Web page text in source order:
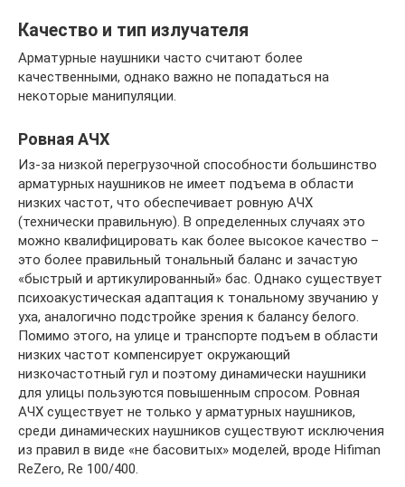
Качество и тип излучателя
Арматурные наушники часто считают более
качественными, однако важно не попадаться на
некоторые манипуляции.
Ровная АЧХ
Из-за низкой перегрузочной способности большинство
арматурных наушников не имеет подъема в области
низких частот, что обеспечивает ровную АЧХ
(технически правильную). В определенных случаях это
можно квалифицировать как более высокое качество –
это более правильный тональный баланс и зачастую
«быстрый и артикулированный» бас. Однако существует
психоакустическая адаптация к тональному звучанию у
уха, аналогично подстройке зрения к балансу белого.
Помимо этого, на улице и транспорте подъем в области
низких частот компенсирует окружающий
низкочастотный гул и поэтому динамически наушники
для улицы пользуются повышенным спросом. Ровная
АЧХ существует не только у арматурных наушников,
среди динамических наушников существуют исключения
из правил в виде «не басовитых» моделей, вроде Hifiman
ReZero, Re 100/400.